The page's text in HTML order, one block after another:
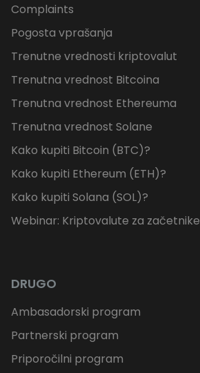
Complaints
Pogosta vprašanja
Trenutne vrednosti kriptovalut
Trenutna vrednost Bitcoina
Trenutna vrednost Ethereuma
Trenutna vrednost Solane
Kako kupiti Bitcoin (BTC)?
Kako kupiti Ethereum (ETH)?
Kako kupiti Solana (SOL)?
Webinar: Kriptovalute za začetnike
DRUGO
Ambasadorski program
Partnerski program
Priporočilni program